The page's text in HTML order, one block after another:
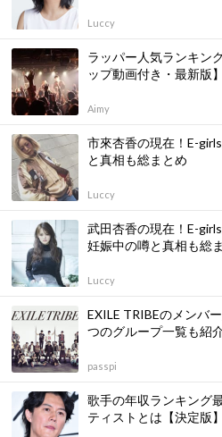
Luccy
ラッパー人気ランキン
ップ動画付き・最新版】
Aimy
市來杏香の現在！E-
と真相も総まとめ
Luccy
武田杏香の現在！E-
妊娠中の噂と真相も総
Luccy
EXILE TRIBEのメンバ
つのグループ一覧も紹
passpi
歌手の年収ランキング
ティストとは【決定版】